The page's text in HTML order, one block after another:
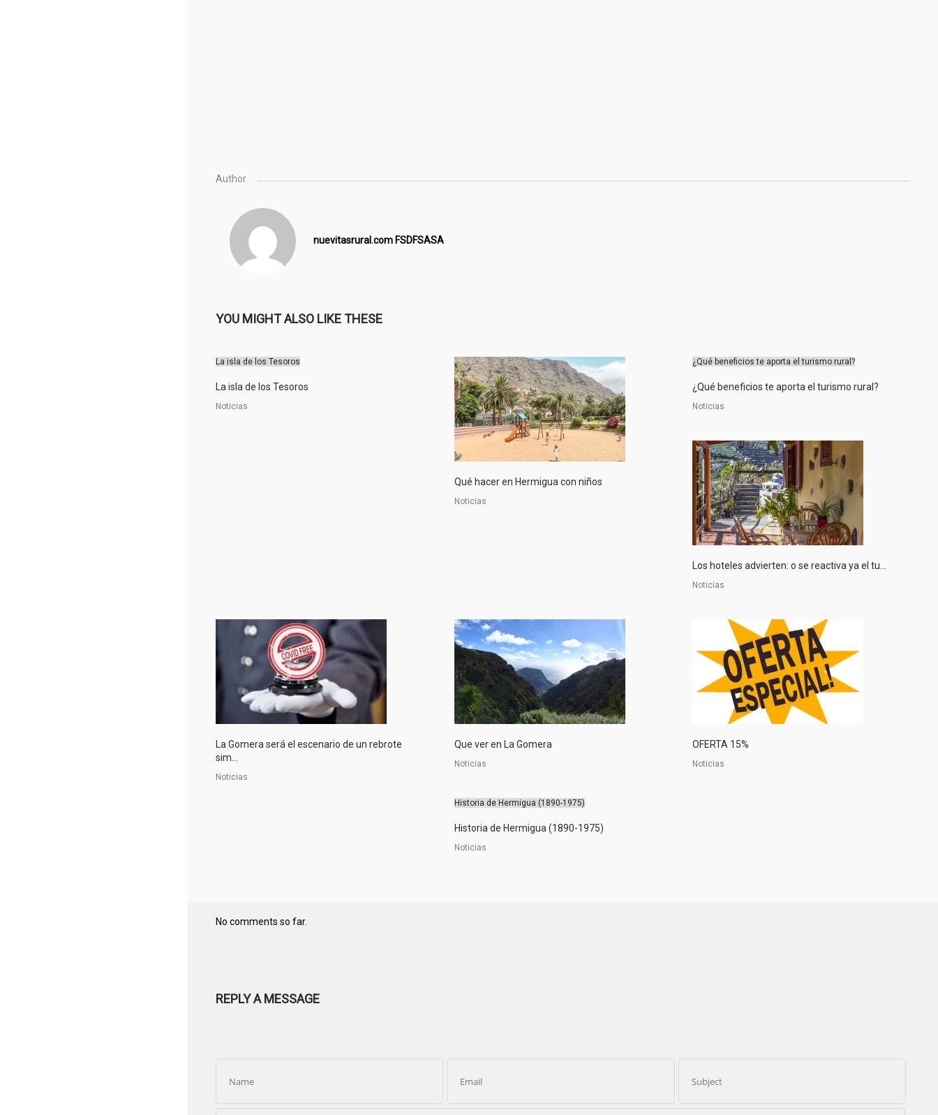
Author
nuevitasrural.com FSDFSASA
YOU MIGHT ALSO LIKE THESE
La isla de los Tesoros
La isla de los Tesoros
Noticias
Qué hacer en Hermigua con niños
Noticias
¿Qué beneficios te aporta el turismo rural?
¿Qué beneficios te aporta el turismo rural?
Noticias
Los hoteles advierten: o se reactiva ya el tu...
Noticias
La Gomera será el escenario de un rebrote
sim...
Noticias
Que ver en La Gomera
Noticias
OFERTA 15%
Noticias
Historia de Hermigua (1890-1975)
Historia de Hermigua (1890-1975)
Noticias
No comments so far.
REPLY A MESSAGE